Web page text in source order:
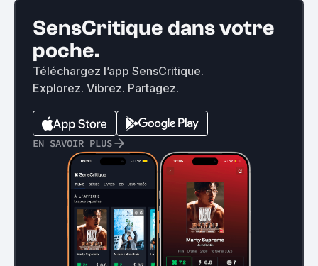
SensCritique dans votre
poche.
Téléchargez l’app SensCritique.
Explorez. Vibrez. Partagez.
EN SAVOIR PLUS